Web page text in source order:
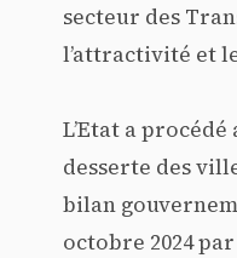
secteur des
l’attractivité et
L’Etat a
desserte des
bilan
octobre 2024